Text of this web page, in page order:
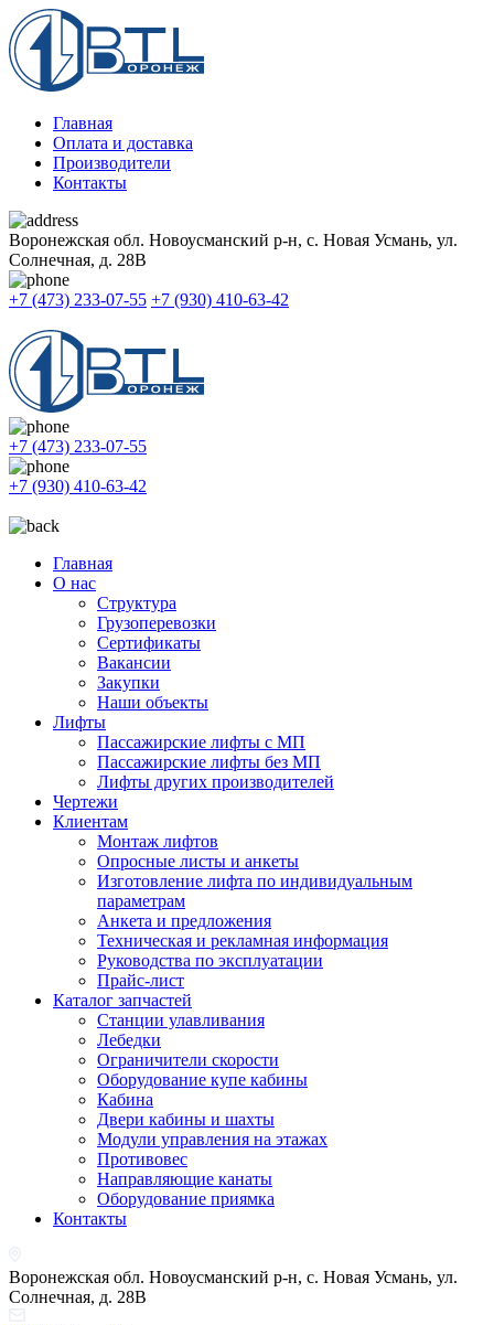
Главная
Оплата и доставка
Производители
Контакты
Воронежская обл. Новоусманский р-н, с. Новая Усмань, ул.
Солнечная, д. 28В
+7 (473) 233-07-55 +7 (930) 410-63-42
+7 (473) 233-07-55
+7 (930) 410-63-42
Главная
О нас
Структура
Грузоперевозки
Сертификаты
Вакансии
Закупки
Наши объекты
Лифты
Пассажирские лифты с МП
Пассажирские лифты без МП
Лифты других производителей
Чертежи
Клиентам
Монтаж лифтов
Опросные листы и анкеты
Изготовление лифта по индивидуальным
параметрам
Анкета и предложения
Техническая и рекламная информация
Руководства по эксплуатации
Прайс-лист
Каталог запчастей
Станции улавливания
Лебедки
Ограничители скорости
Оборудование купе кабины
Кабина
Двери кабины и шахты
Модули управления на этажах
Противовес
Направляющие канаты
Оборудование приямка
Контакты
Воронежская обл. Новоусманский р-н, с. Новая Усмань, ул.
Солнечная, д. 28В